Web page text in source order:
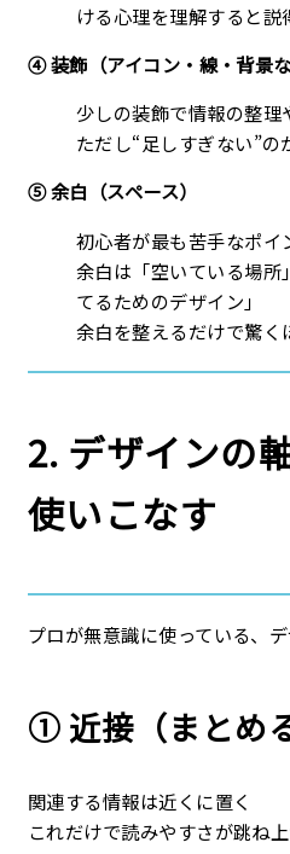
ける心理を理解すると説
④ 装飾（アイコン・線・背景な
少しの装飾で情報の整理
ただし“足しすぎない”の
⑤ 余白（スペース）
初心者が最も苦手なポイ
余白は「空いている場所
てるためのデザイン」
余白を整えるだけで驚く
2. デザインの
使いこなす
プロが無意識に使っている、
① 近接（まとめる
関連する情報は近くに置く
これだけで読みやすさが跳ね